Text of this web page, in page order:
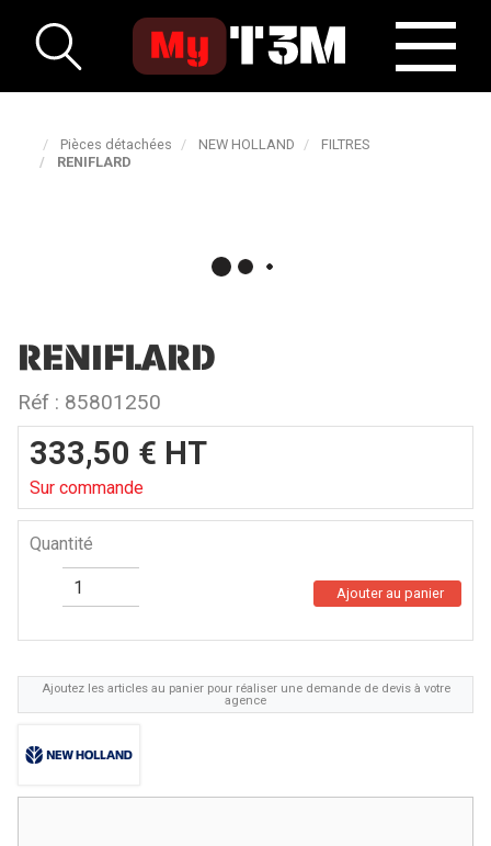
Pièces détachées NEW HOLLAND
FILTRES
RENIFLARD
RENIFLARD
Réf : 85801250
Ajoutez les articles au panier pour réaliser une demande de devis à votre
agence
333,50 € HT
Sur commande
Quantité
Ajouter au panier